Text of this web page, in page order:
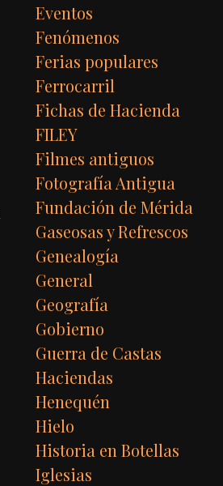
Eventos
Fenómenos
Ferias populares
Ferrocarril
Fichas de Hacienda
FILEY
Filmes antiguos
Fotografía Antigua
Fundación de Mérida
Gaseosas y Refrescos
Genealogía
General
Geografía
Gobierno
Guerra de Castas
Haciendas
Henequén
Hielo
Historia en Botellas
Iglesias